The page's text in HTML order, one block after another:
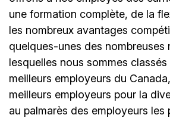
une formation complète, de la
les nombreux avantages
quelques-unes des nombreuses
lesquelles nous sommes
meilleurs employeurs du
meilleurs employeurs pour la
au palmarès des employeurs les